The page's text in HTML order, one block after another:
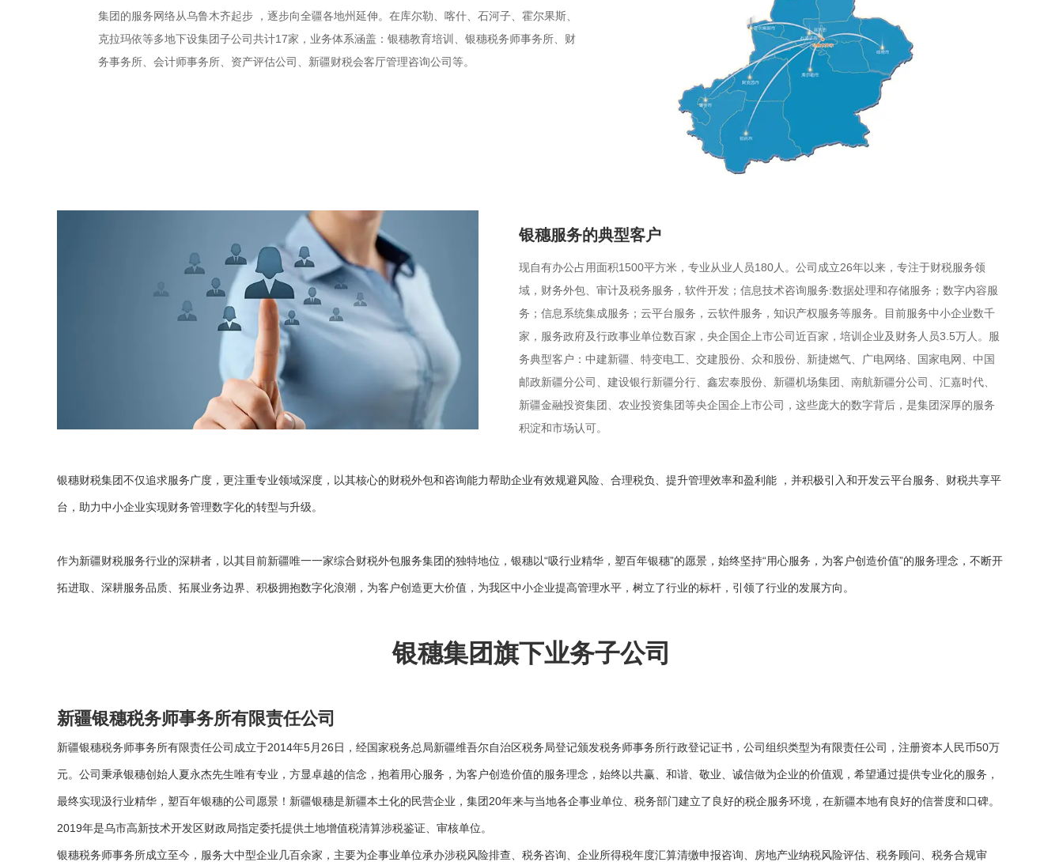
集团的服务网络从乌鲁木齐起步 ，逐步向全疆各地州延伸。在库尔勒、喀什、石河子、霍尔果斯、
克拉玛依等多地下设集团子公司共计17家，业务体系涵盖：银穗教育培训、银穗税务师事务所、财
务事务所、会计师事务所、资产评估公司、新疆财税会客厅管理咨询公司等。
银穗服务的典型客户
现自有办公占用面积1500平方米，专业从业人员180人。公司成立26年以来，专注于财税服务领
域，财务外包、审计及税务服务，软件开发；信息技术咨询服务:数据处理和存储服务；数字内容服
务；信息系统集成服务；云平台服务，云软件服务，知识产权服务等服务。目前服务中小企业数千
家，服务政府及行政事业单位数百家，央企国企上市公司近百家，培训企业及财务人员3.5万人。服
务典型客户：中建新疆、特变电工、交建股份、众和股份、新捷燃气、广电网络、国家电网、中国
邮政新疆分公司、建设银行新疆分行、鑫宏泰股份、新疆机场集团、南航新疆分公司、汇嘉时代、
新疆金融投资集团、农业投资集团等央企国企上市公司，这些庞大的数字背后，是集团深厚的服务
积淀和市场认可。
银穗财税集团不仅追求服务广度，更注重专业领域深度，以其核心的财税外包和咨询能力帮助企业有效规避风险、合理税负、提升管理效率和盈利能 ，并积极引入和开发云平台服务、财税共享平
台，助力中小企业实现财务管理数字化的转型与升级。
作为新疆财税服务行业的深耕者，以其目前新疆唯一一家综合财税外包服务集团的独特地位，银穗以“吸行业精华，塑百年银穗”的愿景，始终坚持“用心服务，为客户创造价值”的服务理念，不断开
拓进取、深耕服务品质、拓展业务边界、积极拥抱数字化浪潮，为客户创造更大价值，为我区中小企业提高管理水平，树立了行业的标杆，引领了行业的发展方向。
银穗集团旗下业务子公司
新疆银穗税务师事务所有限责任公司
新疆银穗税务师事务所有限责任公司成立于2014年5月26日，经国家税务总局新疆维吾尔自治区税务局登记颁发税务师事务所行政登记证书，公司组织类型为有限责任公司，注册资本人民币50万
元。公司秉承银穗创始人夏永杰先生唯有专业，方显卓越的信念，抱着用心服务，为客户创造价值的服务理念，始终以共赢、和谐、敬业、诚信做为企业的价值观，希望通过提供专业化的服务，
最终实现汲行业精华，塑百年银穗的公司愿景！新疆银穗是新疆本土化的民营企业，集团20年来与当地各企事业单位、税务部门建立了良好的税企服务环境，在新疆本地有良好的信誉度和口碑。
2019年是乌市高新技术开发区财政局指定委托提供土地增值税清算涉税鉴证、审核单位。
银穗税务师事务所成立至今，服务大中型企业几百余家，主要为企事业单位承办涉税风险排查、税务咨询、企业所得税年度汇算清缴申报咨询、房地产业纳税风险评估、税务顾问、税务合规审